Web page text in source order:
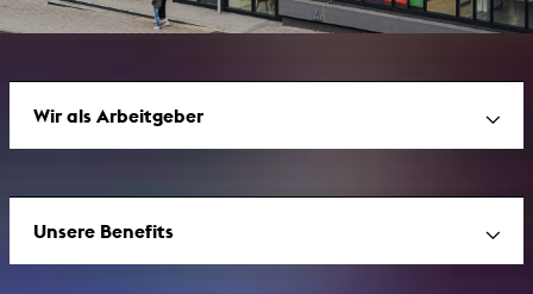
Wir als Arbeitgeber
Unsere Benefits